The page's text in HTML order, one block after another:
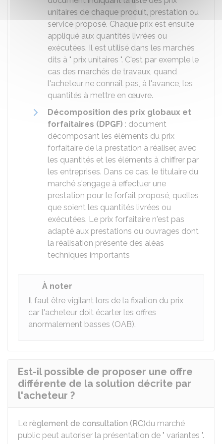
unitaires de chaque produit, prestation ou
service proposé. Chaque prix est ensuite
appliqué aux quantités livrées ou
exécutées. Il est utilisé dans les marchés
dits à " prix unitaires ". C'est par exemple le
cas des marchés de travaux, quand
l'acheteur ne connaît pas, à l'avance, les
quantités à mettre en œuvre.
Décomposition des prix globaux et
forfaitaires (DPGF) : document
décomposant les éléments du prix
forfaitaire de la prestation à réaliser, avec
les quantités et les éléments à chiffrer par
les entreprises. Dans ce cas, le titulaire du
marché s'engage à effectuer une
prestation pour le forfait proposé, quelles
que soient les quantités livrées ou
exécutées. Le prix forfaitaire n'est pas
adapté aux prestations ou ouvrages dont
la réalisation présente des aléas
techniques importants
À noter
Il faut être vigilant lors de la fixation du prix
car l'acheteur doit écarter les offres
anormalement basses (OAB).
Est-il possible de proposer une offre
différente de la solution décrite par
l'acheteur ?
Le règlement de consultation (RC)du marché
public peut autoriser la présentation de " variantes ".